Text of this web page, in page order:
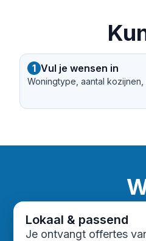
1 Vul je wensen in
Woningtype, aantal kozijnen,
Lokaal & passend
Je ontvangt offertes